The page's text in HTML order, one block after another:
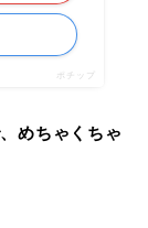
ポチップ
めちゃくちゃ